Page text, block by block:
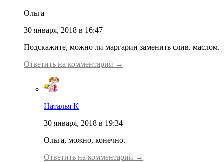
Ольга
30 января, 2018 в 16:47
Подскажите, можно ли маргарин заменить слив. маслом.
Ответить на комментарий →
Наталья К
30 января, 2018 в 19:34
Ольга, можно, конечно.
Ответить на комментарий →